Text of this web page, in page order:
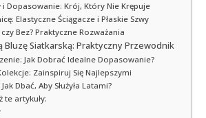
i Dopasowanie: Krój, Który Nie Krępuje
Elastyczne Ściągacze i Płaskie Szwy
Bez? Praktyczne Rozważania
Bluzę Siatkarską: Praktyczny Przewodnik
Jak Dobrać Idealne Dopasowanie?
Zainspiruj Się Najlepszymi
Dbać, Aby Służyła Latami?
te artykuły: